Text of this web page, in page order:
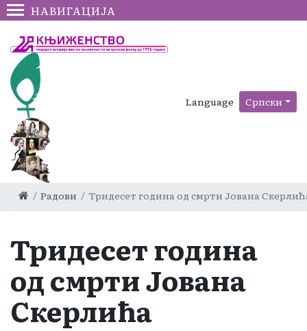
НАВИГАЦИЈА
Language Српски
Радови Тридесет година од смрти Јована
Тридесет година
од смрти Јована
Скерлића